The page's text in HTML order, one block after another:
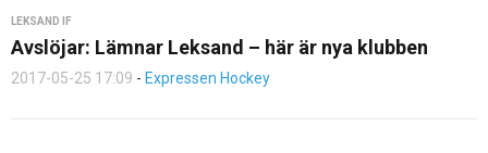
LEKSAND IF
Avslöjar: Lämnar Leksand – här är nya klubben
2017-05-25 17:09 - Expressen Hockey